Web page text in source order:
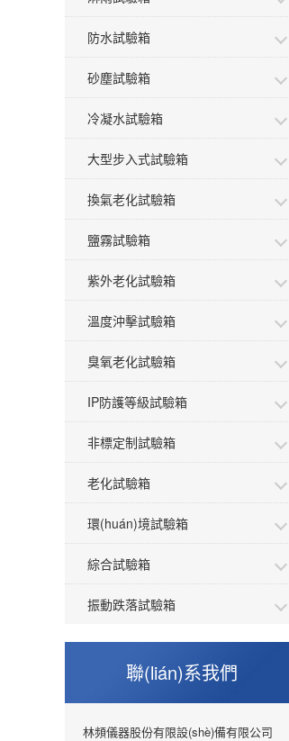
防水試驗箱
砂塵試驗箱
冷凝水試驗箱
大型步入式試驗箱
換氣老化試驗箱
鹽霧試驗箱
紫外老化試驗箱
溫度沖擊試驗箱
臭氧老化試驗箱
IP防護等級試驗箱
非標定制試驗箱
老化試驗箱
環(huán)境試驗箱
綜合試驗箱
振動跌落試驗箱
聯(lián)系我們
林頻儀器股份有限設(shè)備有限公司